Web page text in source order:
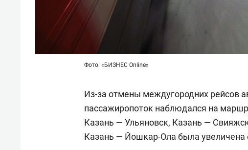
Фото: «БИЗНЕС Online»
Из-за отмены междугородних рейсов
пассажиропоток наблюдался на
Казань — Ульяновск, Казань —
Казань — Йошкар-Ола была увеличена